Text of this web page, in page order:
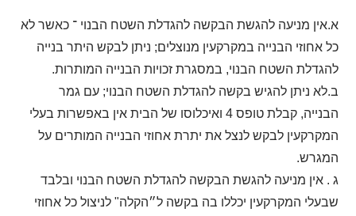
א.אין מניעה להגשת הבקשה להגדלת השטח הבנוי ־ כאשר לא
כל אחוזי הבנייה במקרקעין מנוצלים; ניתן לבקש היתר בנייה
להגדלת השטח הבנוי, במסגרת זכויות הבנייה המותרות.
ב.לא ניתן להגיש בקשה להגדלת השטח הבנוי; עם גמר
הבנייה, קבלת טופס 4 ואיכלוסו של הבית אין באפשרות בעלי
המקרקעין לבקש לנצל את יתרת אחוזי הבנייה המותרים על
המגרש.
ג . אין מניעה להגשת הבקשה להגדלת השטח הבנוי ובלבד
שבעלי המקרקעין יכללו בה בקשה ל״הקלה" לניצול כל אחוזי